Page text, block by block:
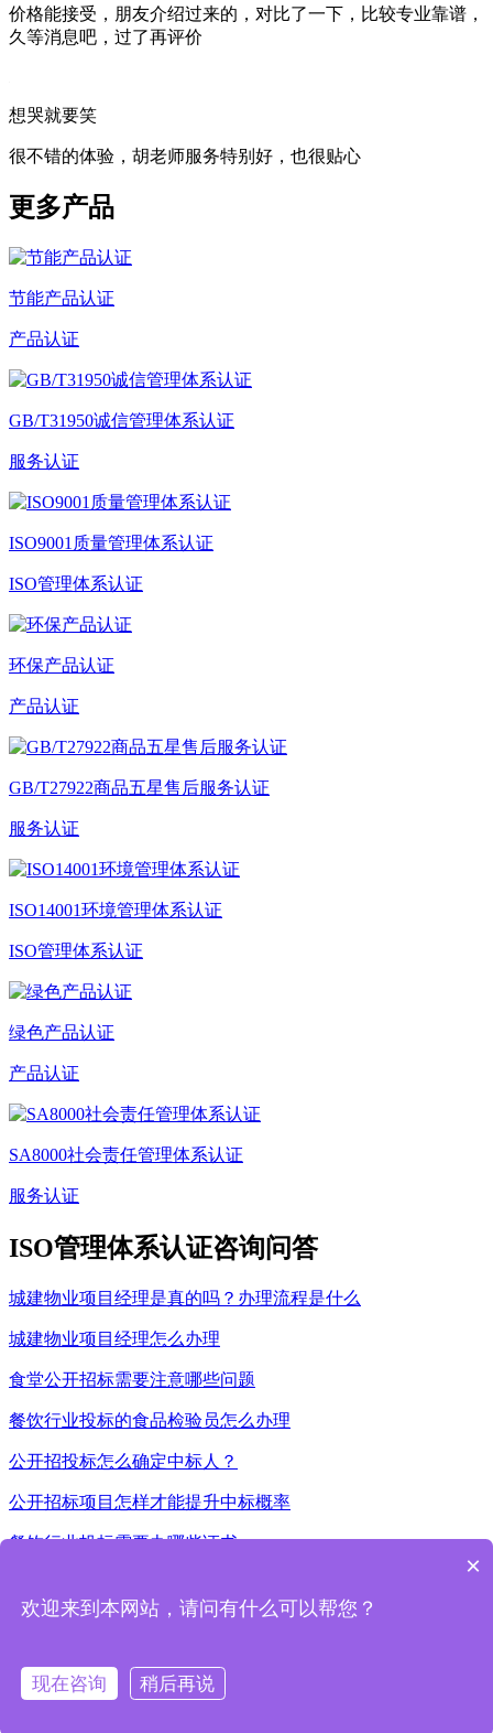
价格能接受，朋友介绍过来的，对比了一下，比较专业靠谱，
久等消息吧，过了再评价
想哭就要笑
很不错的体验，胡老师服务特别好，也很贴心
更多产品
节能产品认证
产品认证
GB/T31950诚信管理体系认证
服务认证
ISO9001质量管理体系认证
ISO管理体系认证
环保产品认证
产品认证
GB/T27922商品五星售后服务认证
服务认证
ISO14001环境管理体系认证
ISO管理体系认证
绿色产品认证
产品认证
SA8000社会责任管理体系认证
服务认证
ISO管理体系认证咨询问答
城建物业项目经理是真的吗？办理流程是什么
城建物业项目经理怎么办理
食堂公开招标需要注意哪些问题
餐饮行业投标的食品检验员怎么办理
​公开招投标怎么确定中标人？
公开招标项目怎样才能提升中标概率
餐饮行业投标需要办哪些证书
投标需要食品安全员？汉金iso认证平台告诉你快速办理
厨师证怎么办理，什么方式比较快
立即申报
×
欢迎来到本网站，请问有什么可以帮您？
现在咨询 稍后再说